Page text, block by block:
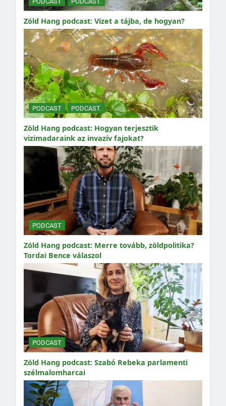
Zöld Hang podcast: Vizet a tájba, de hogyan?
PODCAST PODCAST.
Zöld Hang podcast: Hogyan terjesztik
vizimadaraink az invazív fajokat?
PODCAST
Zöld Hang podcast: Merre tovább, zöldpolitika?
Tordai Bence válaszol
PODCAST
Zöld Hang podcast: Szabó Rebeka parlamenti
szélmalomharcai